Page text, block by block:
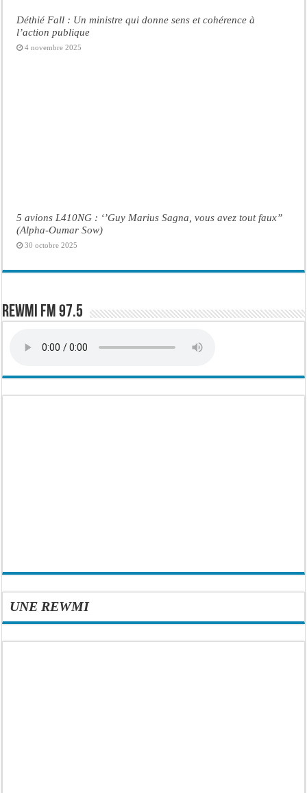
Déthié Fall : Un ministre qui donne sens et cohérence à
l’action publique
4 novembre 2025
5 avions L410NG : ‘’Guy Marius Sagna, vous avez tout faux’’
(Alpha-Oumar Sow)
30 octobre 2025
Rewmi FM 97.5
UNE REWMI